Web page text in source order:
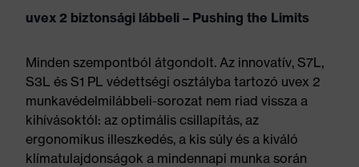
uvex 2 biztonsági lábbeli – Pushing the Limits
Minden szempontból átgondolt. Az innovatív, S7L,
S3L és S1 PL védettségi osztályba tartozó uvex 2
munkavédelmilábbeli-sorozat nem riad vissza a
kihívásoktól: az optimális csillapítás, az
ergonomikus illeszkedés, a kis súly és a kiváló
klímatulajdonságok a mindennapi munka során